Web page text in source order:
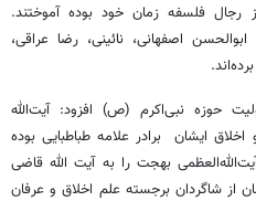
رجال فلسفه زمان خود بوده آموختند.
اصفهانی، نائینی، رضا عراقی،
حوزه نبی‌اکرم (ص) افزود: آیت‌الله
ایشان برادر علامه طباطبایی بوده
بهجت را به آیت الله قاضی
از شاگردان برجسته علم اخلاق و عرفان